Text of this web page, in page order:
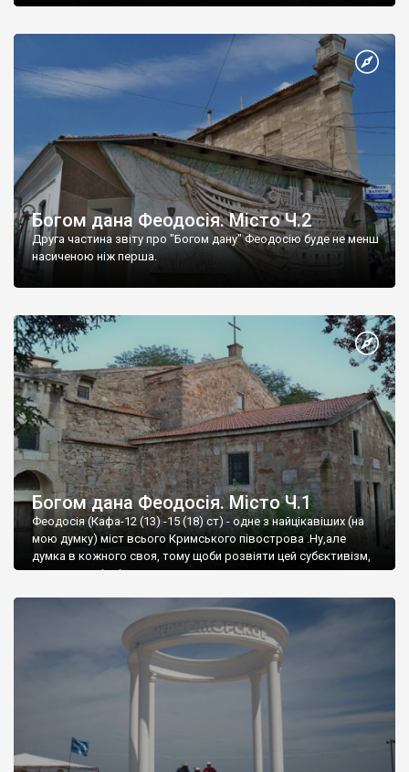
Богом дана Феодосія. Місто Ч.2
Друга частина звіту про "Богом дану" Феодосію буде не менш
насиченою ніж перша.
Богом дана Феодосія. Місто Ч.1
Феодосія (Кафа-12 (13) -15 (18) ст) - одне з найцікавіших (на
мою думку) міст всього Кримського півострова .Ну,але
думка в кожного своя, тому щоби розвіяти цей субєктивізм,
запрошую відвідати це